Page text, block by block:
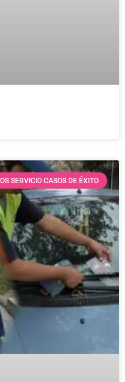
SERVICIO CASOS DE ÉXITO